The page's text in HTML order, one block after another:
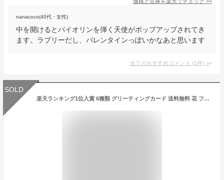
nanacoco(40代・女性)
中を開けるとバイオリンを弾く天使がポップアップされてき
ます。ラブリーだし、バレンタインっぽいかなあと思います
全てのおすすめコメント (1件) >
SOLD
楽天ランキング1位入賞 6種類 グリーティングカード 送料無料 花 フラワー カード 手紙 文房具 プレゼント お祝い 誕生日 ウェディング 多目的 結婚 父の日 母の日 ギフト 花束 誕生日カード 出産祝い ウェディングカード メッセージカード バースデーカード バレンタイン